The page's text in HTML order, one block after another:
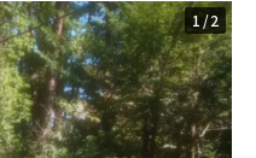
1 /2